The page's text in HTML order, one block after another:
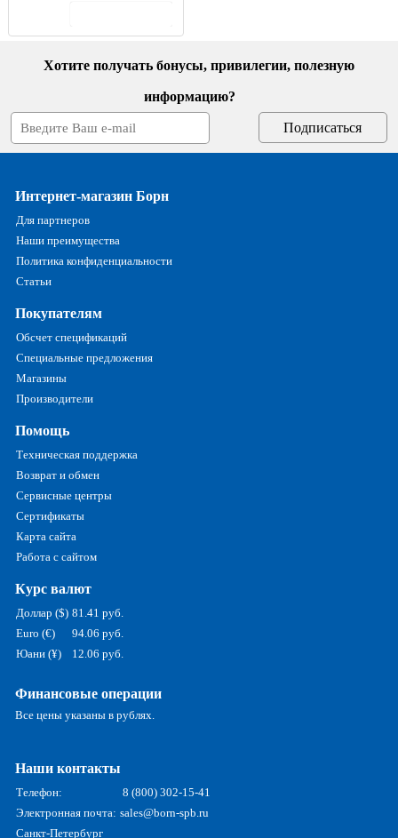
Хотите получать бонусы, привилегии, полезную
информацию?
Интернет-магазин Борн
Для партнеров
Наши преимущества
Политика конфиденциальности
Статьи
Покупателям
Обсчет спецификаций
Специальные предложения
Магазины
Производители
Помощь
Техническая поддержка
Возврат и обмен
Сервисные центры
Сертификаты
Карта сайта
Работа с сайтом
Курс валют
Доллар ($) 81.41 руб.
Euro (€)
94.06 руб.
Юани (¥)
12.06 руб.
Финансовые операции
Все цены указаны в рублях.
Наши контакты
Телефон:
8 (800) 302-15-41
Электронная почта: sales@born-spb.ru
Санкт-Петербург